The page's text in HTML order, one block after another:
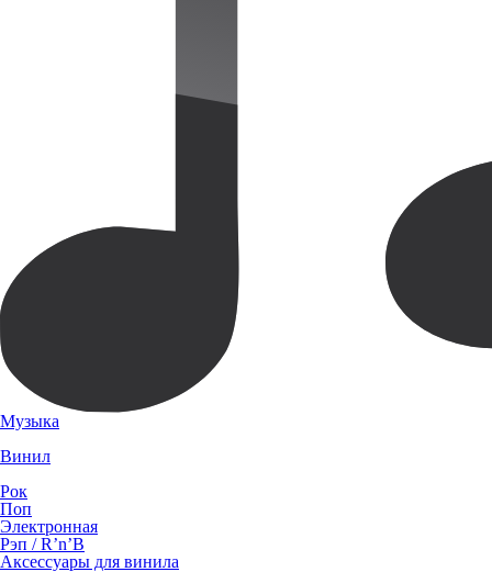
Музыка
Винил
Рок
Поп
Электронная
Рэп / R’n’B
Аксессуары для винила